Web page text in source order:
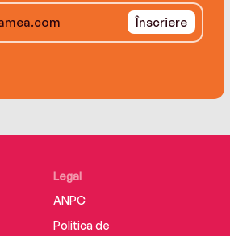
Înscriere
Legal
ANPC
Politica de